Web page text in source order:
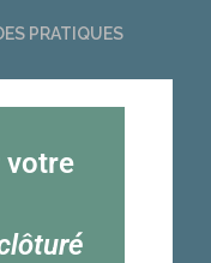
PRATIQUES
votre